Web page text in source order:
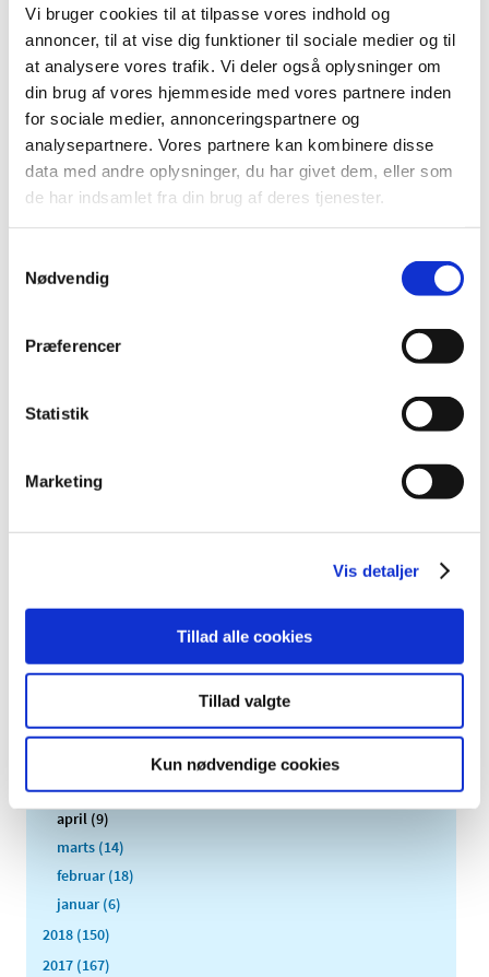
Vi bruger cookies til at tilpasse vores indhold og
annoncer, til at vise dig funktioner til sociale medier og til
at analysere vores trafik. Vi deler også oplysninger om
din brug af vores hjemmeside med vores partnere inden
for sociale medier, annonceringspartnere og
analysepartnere. Vores partnere kan kombinere disse
data med andre oplysninger, du har givet dem, eller som
de har indsamlet fra din brug af deres tjenester.
Nødvendig
Præferencer
Statistik
Marketing
Vis detaljer
Tillad alle cookies
Tillad valgte
Kun nødvendige cookies
Svimmelhed, kvalme og koncentrationsbesvær er blandt
de formodede bivirkninger, som er indberettet til…
Bevespi Aerosphere mod KOL får klausuleret
tilskud fra 8. april 2019
|3. april 2019|
Lægemiddelstyrelsen har besluttet, at Bevespi
Aerosphere med virkning fra 8. april 2019 skal have
Alle (2506)
2026 (84)
2024 (224)
2022 (197)
2020 (263)
september (17)
juli (14)
maj (5)
april (9)
marts (14)
februar (18)
januar (6)
2018 (150)
2017 (167)